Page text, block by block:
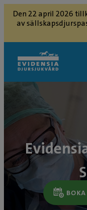
Den 22 april 2026
av